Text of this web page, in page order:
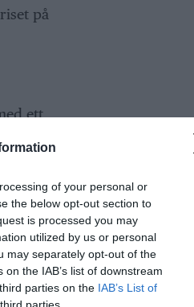
of your personal or
the below opt-out section to
is processed you may
utilized by us or personal
may separately opt-out of the
the IAB’s list of downstream
parties on the IAB’s List of
parties.
på
ett
till